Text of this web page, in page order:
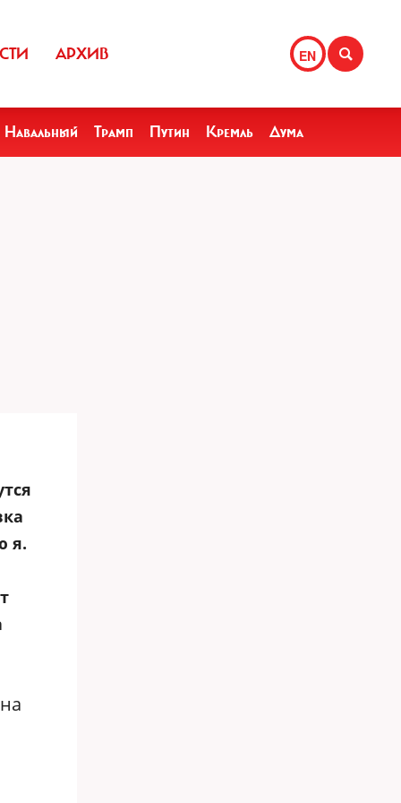
EN
АРХИВ
Навальный Трамп Путин Кремль Дума
я.